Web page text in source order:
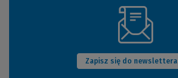
Zapisz się do newslettera
(Nowe
okno)